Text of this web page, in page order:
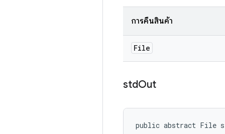
การคืนสินค้า
File
stdOut
public abstract File